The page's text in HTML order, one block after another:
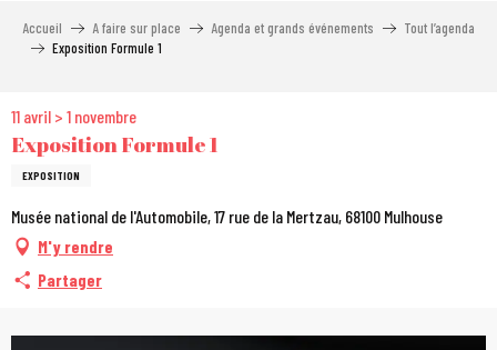
Accueil A faire sur place Agenda et grands événements
Tout l’agenda
Exposition Formule 1
11 avril > 1 novembre
Exposition Formule 1
EXPOSITION
Musée national de l'Automobile, 17 rue de la Mertzau, 68100 Mulhouse
M'y rendre
Partager